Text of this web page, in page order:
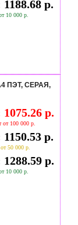
р.
10 000 р.
ПЭТ, СЕРАЯ,
р.
от 100 000 р.
р.
50 000 р.
р.
10 000 р.